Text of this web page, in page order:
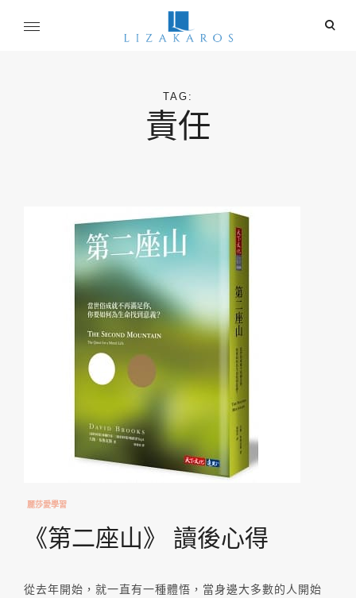
open
TAG:
責任
麗莎愛學習
《第二座山》 讀後心得
從去年開始，就一直有一種體悟，當身邊大多數的人開始